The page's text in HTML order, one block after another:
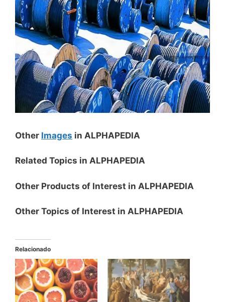
Other Images in ALPHAPEDIA
Related Topics in ALPHAPEDIA
Other Products of Interest in ALPHAPEDIA
Other Topics of Interest in ALPHAPEDIA
Relacionado